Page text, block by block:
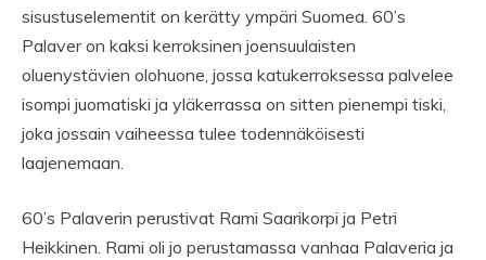
sisustuselementit on kerätty ympäri Suomea. 60’s
Palaver on kaksi kerroksinen joensuulaisten
oluenystävien olohuone, jossa katukerroksessa palvelee
isompi juomatiski ja yläkerrassa on sitten pienempi tiski,
joka jossain vaiheessa tulee todennäköisesti
laajenemaan.
60’s Palaverin perustivat Rami Saarikorpi ja Petri
Heikkinen. Rami oli jo perustamassa vanhaa Palaveria ja